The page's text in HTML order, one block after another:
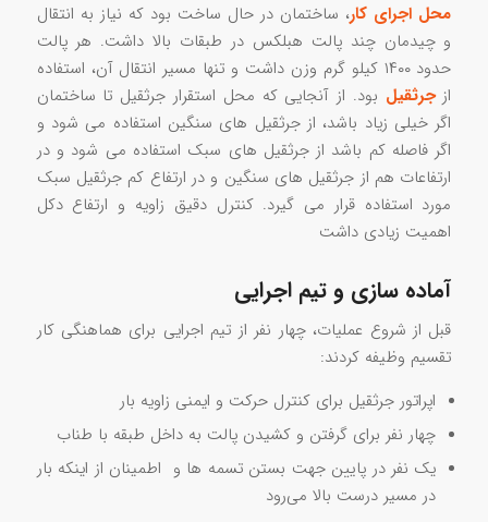
محل اجرای کار، ساختمان در حال ساخت بود که نیاز به انتقال
و چیدمان چند پالت هبلکس در طبقات بالا داشت. هر پالت
حدود ۱۴۰۰ کیلو گرم وزن داشت و تنها مسیر انتقال آن، استفاده
ازجرثقیل بود. از آنجایی که محل استقرار جرثقیل تا ساختمان
اگر خیلی زیاد باشد، از جرثقیل های سنگین استفاده می شود و
اگر فاصله کم باشد از جرثقیل های سبک استفاده می شود و در
ارتفاعات هم از جرثقیل های سنگین و در ارتفاع کم جرثقیل سبک
مورد استفاده قرار می گیرد. کنترل دقیق زاویه و ارتفاع دکل
اهمیت زیادی داشت
آماده سازی و تیم اجرایی
قبل از شروع عملیات، چهار نفر از تیم اجرایی برای هماهنگی کار
تقسیم وظیفه کردند:
اپراتور جرثقیل برای کنترل حرکت و ایمنی زاویه بار
چهار نفر برای گرفتن و کشیدن پالت به داخل طبقه با طناب
یک نفر در پایین جهت بستن تسمه ها و اطمینان از اینکه بار
در مسیر درست بالا می‌رود